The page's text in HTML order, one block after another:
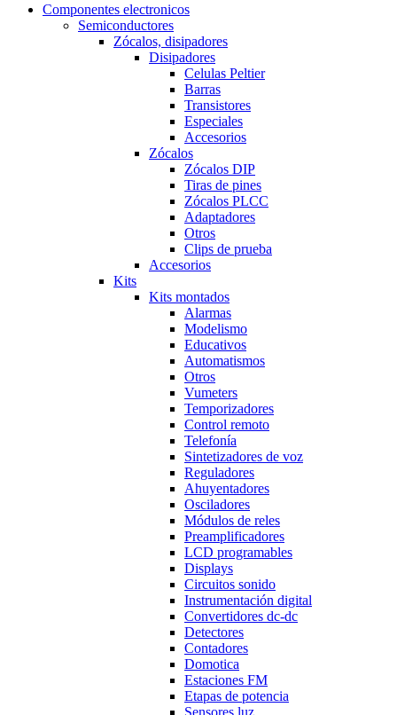
Componentes electronicos
Semiconductores
Zócalos, disipadores
Disipadores
Celulas Peltier
Barras
Transistores
Especiales
Accesorios
Zócalos
Zócalos DIP
Tiras de pines
Zócalos PLCC
Adaptadores
Otros
Clips de prueba
Accesorios
Kits
Kits montados
Alarmas
Modelismo
Educativos
Automatismos
Otros
Vumeters
Temporizadores
Control remoto
Telefonía
Sintetizadores de voz
Reguladores
Ahuyentadores
Osciladores
Módulos de reles
Preamplificadores
LCD programables
Displays
Circuitos sonido
Instrumentación digital
Convertidores dc-dc
Detectores
Contadores
Domotica
Estaciones FM
Etapas de potencia
Sensores luz